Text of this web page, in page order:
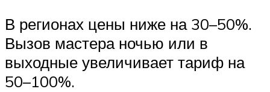
В регионах цены ниже на 30–50%.
Вызов мастера ночью или в
выходные увеличивает тариф на
50–100%.